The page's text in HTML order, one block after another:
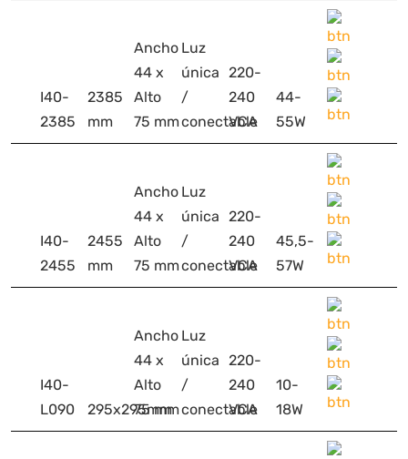
I40-
2385
2385
mm
Ancho
44 x
Alto
75 mm
Luz
única
/
conectable
220-
240
VCA
44-
55W
I40-
2455
2455
mm
Ancho
44 x
Alto
75 mm
Luz
única
/
conectable
220-
240
VCA
45,5-
57W
I40-
L090
295x295mm
Ancho
44 x
Alto
75 mm
Luz
única
/
conectable
220-
240
VCA
10-
18W